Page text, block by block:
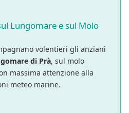
Lungomare e sul Molo
volentieri gli anziani
di Prà, sul molo
massima attenzione alla
meteo marine.